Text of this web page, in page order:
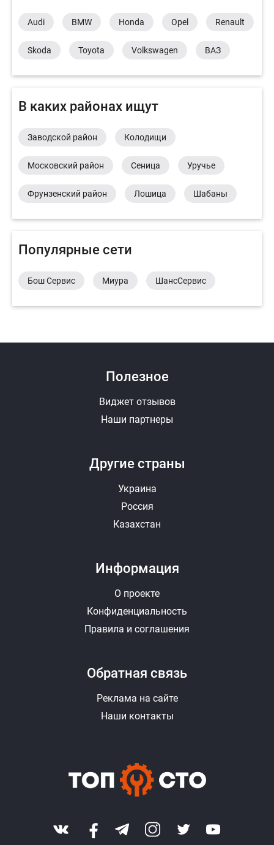
Audi BMW Honda Opel Renault
Skoda Toyota Volkswagen ВАЗ
В каких районах ищут
Заводской район Колодищи
Московский район Сеница Уручье
Фрунзенский район Лошица Шабаны
Популярные сети
Бош Сервис Миура ШансСервис
Другие страны
Украина
Россия
Казахстан
Полезное
Виджет отзывов
Наши партнеры
Информация
О проекте
Конфиденциальность
Правила и соглашения
Обратная связь
Реклама на сайте
Наши контакты